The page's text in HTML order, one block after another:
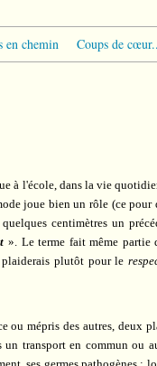
en chemin Coups de
à l'école, dans la vie
joue bien un rôle (ce
centimètres un
». Le terme fait même
plaiderais plutôt pour le
ou mépris des autres, deux
transport en commun ou